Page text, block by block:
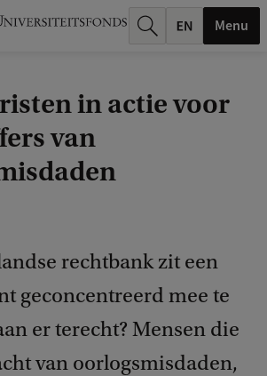
Menu
in actie voor
van
rechtbank zit een
geconcentreerd mee te
er terecht? Mensen die
van oorlogsmisdaden,